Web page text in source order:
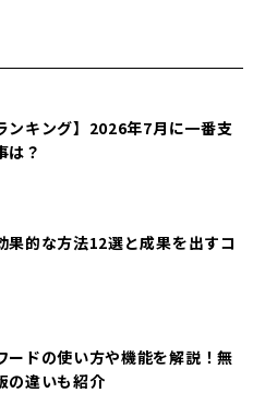
ンキング】2026年7月に一番支
は？
果的な方法12選と成果を出すコ
ードの使い方や機能を解説！無
の違いも紹介